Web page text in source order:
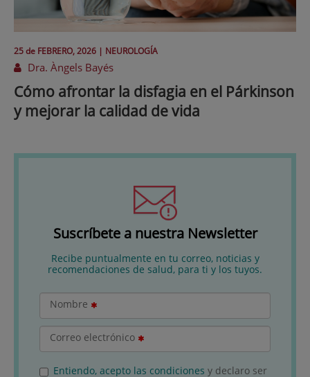
25 de FEBRERO, 2026 | NEUROLOGÍA
Dra. Àngels Bayés
Cómo afrontar la disfagia en el Párkinson
y mejorar la calidad de vida
Suscríbete a nuestra Newsletter
Recibe puntualmente en tu correo, noticias y
recomendaciones de salud, para ti y los tuyos.
Nombre
Correo electrónico
Entiendo, acepto las condiciones y declaro ser